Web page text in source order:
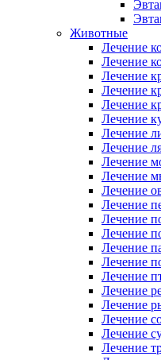
Животные
Лечение
Лечение
Лечение
Лечение
Лечение
Лечение
Лечение
Лечение
Лечение
Лечение
Лечение
Лечение
Лечение
Лечение
Лечение
Лечение
Лечение
Лечение
Лечение
Лечение
Лечение
Лечение